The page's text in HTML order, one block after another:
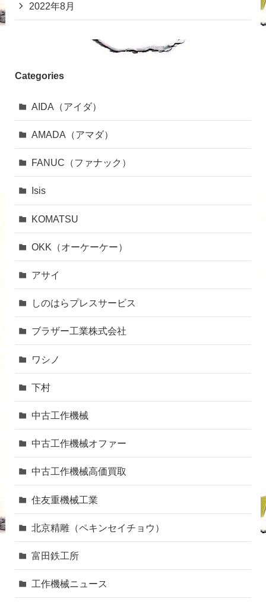
2022年8月
Categories
AIDA（アイダ）
AMADA（アマダ）
FANUC（ファナック）
Isis
KOMATSU
OKK（オーケーケー）
アサイ
しのはらプレスサービス
ブラザー工業株式会社
ワシノ
下村
中古工作機械
中古工作機械オファー
中古工作機械高価買取
住友重機械工業
北京精雕（ペキンセイチョウ）
富田鉄工所
工作機械ニュース